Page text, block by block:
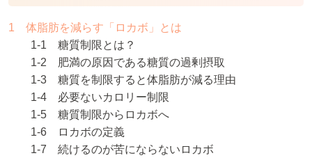
1 体脂肪を減らす「ロカボ」とは
1-1 糖質制限とは？
1-2 肥満の原因である糖質の過剰摂取
1-3 糖質を制限すると体脂肪が減る理由
1-4 必要ないカロリー制限
1-5 糖質制限からロカボへ
1-6 ロカボの定義
1-7 続けるのが苦にならないロカボ